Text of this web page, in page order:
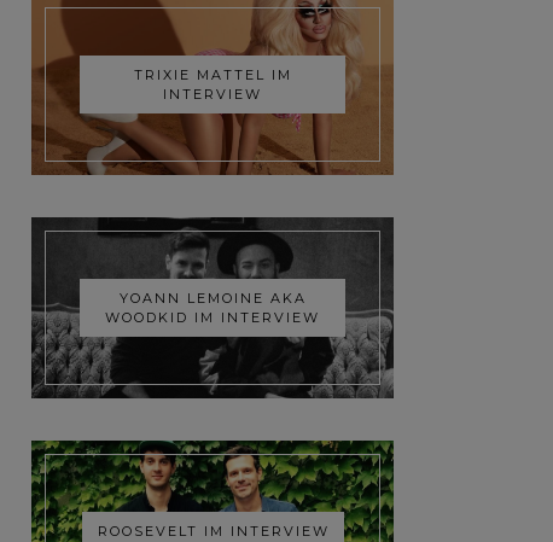
TRIXIE MATTEL IM
INTERVIEW
YOANN LEMOINE AKA
WOODKID IM INTERVIEW
ROOSEVELT IM INTERVIEW